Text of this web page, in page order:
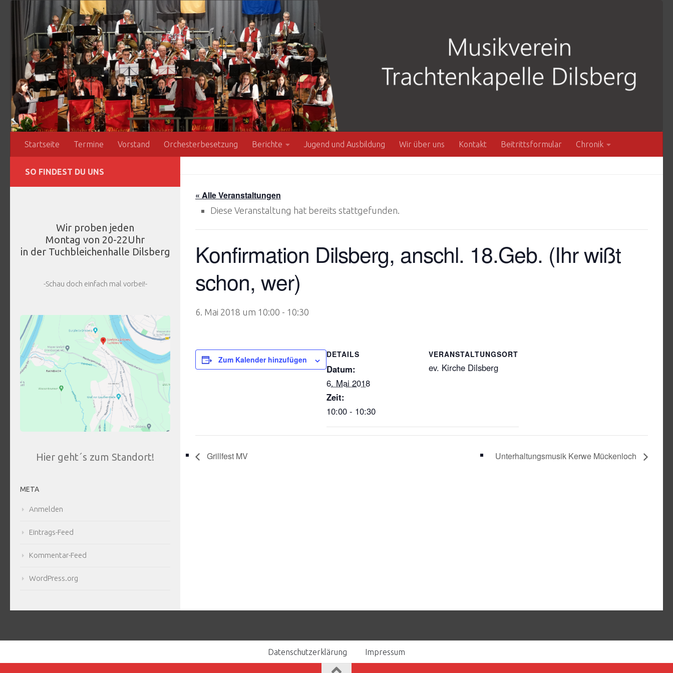
Zum Inhalt springen
Startseite Termine Vorstand Orchesterbesetzung Berichte Jugend und Ausbildung Wir über uns Kontakt Beitrittsformular Chronik
« Alle Veranstaltungen
Diese Veranstaltung hat bereits stattgefunden.
Konfirmation Dilsberg, anschl. 18.Geb. (Ihr wißt
schon, wer)
6. Mai 2018 um 10:00 - 10:30
Zum Kalender hinzufügen
DETAILS
Datum:
6. Mai 2018
Zeit:
10:00 - 10:30
VERANSTALTUNGSORT
ev. Kirche Dilsberg
Grillfest MV Unterhaltungsmusik Kerwe Mückenloch
SO FINDEST DU UNS
Wir proben jeden
Montag von 20-22Uhr
in der Tuchbleichenhalle Dilsberg
-Schau doch einfach mal vorbei!-
Hier geht´s zum Standort!
META
Anmelden
Eintrags-Feed
Kommentar-Feed
WordPress.org
Datenschutzerklärung Impressum